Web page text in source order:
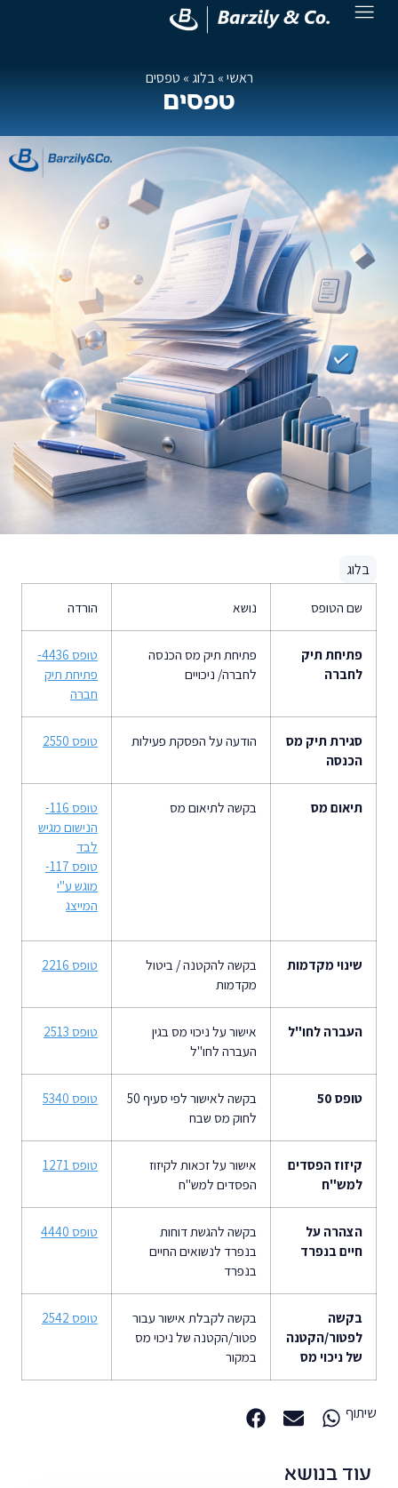
ראשי»בלוג » טפסים
טפסים
שיתוף
בלוג
שם הטופס נושא הורדה
פתיחת תיק
לחברה
פתיחת תיק מס הכנסה
לחברה/ ניכויים
טופס 4436-
פתיחת תיק
חברה
סגירת תיק מס
הכנסה
הודעה על הפסקת פעילות טופס 2550
תיאום מס בקשה לתיאום מס
טופס 116-
הנישום מגיש
לבד
טופס 117-
מוגש ע"י
המייצג
שינוי מקדמות
בקשה להקטנה / ביטול
מקדמות
טופס 2216
העברה לחו"ל
אישור על ניכוי מס בגין
העברה לחו"ל
טופס 2513
טופס 50
בקשה לאישור לפי סעיף 50
לחוק מס שבח
טופס 5340
קיזוז הפסדים
למש"ח
אישור על זכאות לקיזוז
הפסדים למש"ח
טופס 1271
הצהרה על
חיים בנפרד
בקשה להגשת דוחות
בנפרד לנשואים החיים
בנפרד
טופס 4440
בקשה
לפטור/הקטנה
של ניכוי מס
בקשה לקבלת אישור עבור
פטור/הקטנה של ניכוי מס
במקור
טופס 2542
עוד בנושא